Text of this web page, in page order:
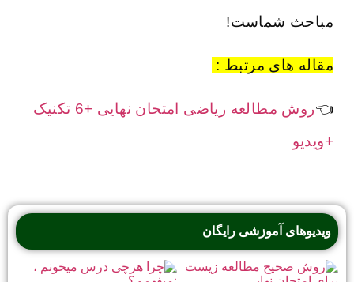
مباحث شماست!
مقاله های مرتبط :
👈
روش مطالعه ریاضی امتحان نهایی +6 تکنیک
+ویدیو
ویدیوهای آموزشی رایگان